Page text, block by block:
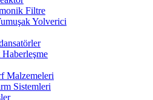
Filtre
Yolverici
Haberleşme
Malzemeleri
Sistemleri